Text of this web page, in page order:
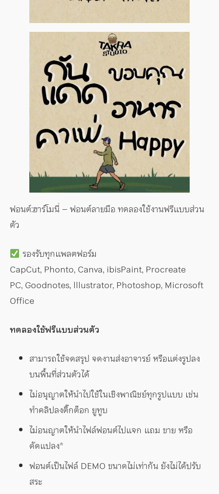
ฟอนต์:ฮาร์โมนี่ – ฟอนต์ลายมือ ทดลองใช้งานฟรีแบบส่วน
ตัว
รองรับทุกแพลตฟอร์ม
CapCut, Phonto, Canva, ibisPaint, Procreate
PC, Goodnotes, lllustrator, Photoshop, Microsoft
Office
ทดลองใช้ฟรีแบบส่วนตัว
สามารถใช้จดสรุป จดงานส่งอาจารย์ หรือแต่งรูปลง
บนพื้นที่ส่วนตัวได้
ไม่อนุญาตให้นำไปใช้ในเชิงพาณิชย์ทุกรูปแบบ เช่น
ทำคลิปลงติ๊กต็อก ยูทูบ
ไม่อนญาตให้นำไฟล์ฟอนต์ไปแจก แถม ขาย หรือ
ดัดแปลง*
ฟอนต์เป็นไฟล์ DEMO ขนาดไม่เท่ากัน ยังไม่ได้ปรับ
สระ